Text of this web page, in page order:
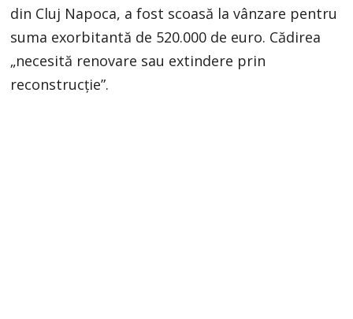
din Cluj Napoca, a fost scoasă la vânzare pentru
suma exorbitantă de 520.000 de euro. Cădirea
„necesită renovare sau extindere prin
reconstrucție”.